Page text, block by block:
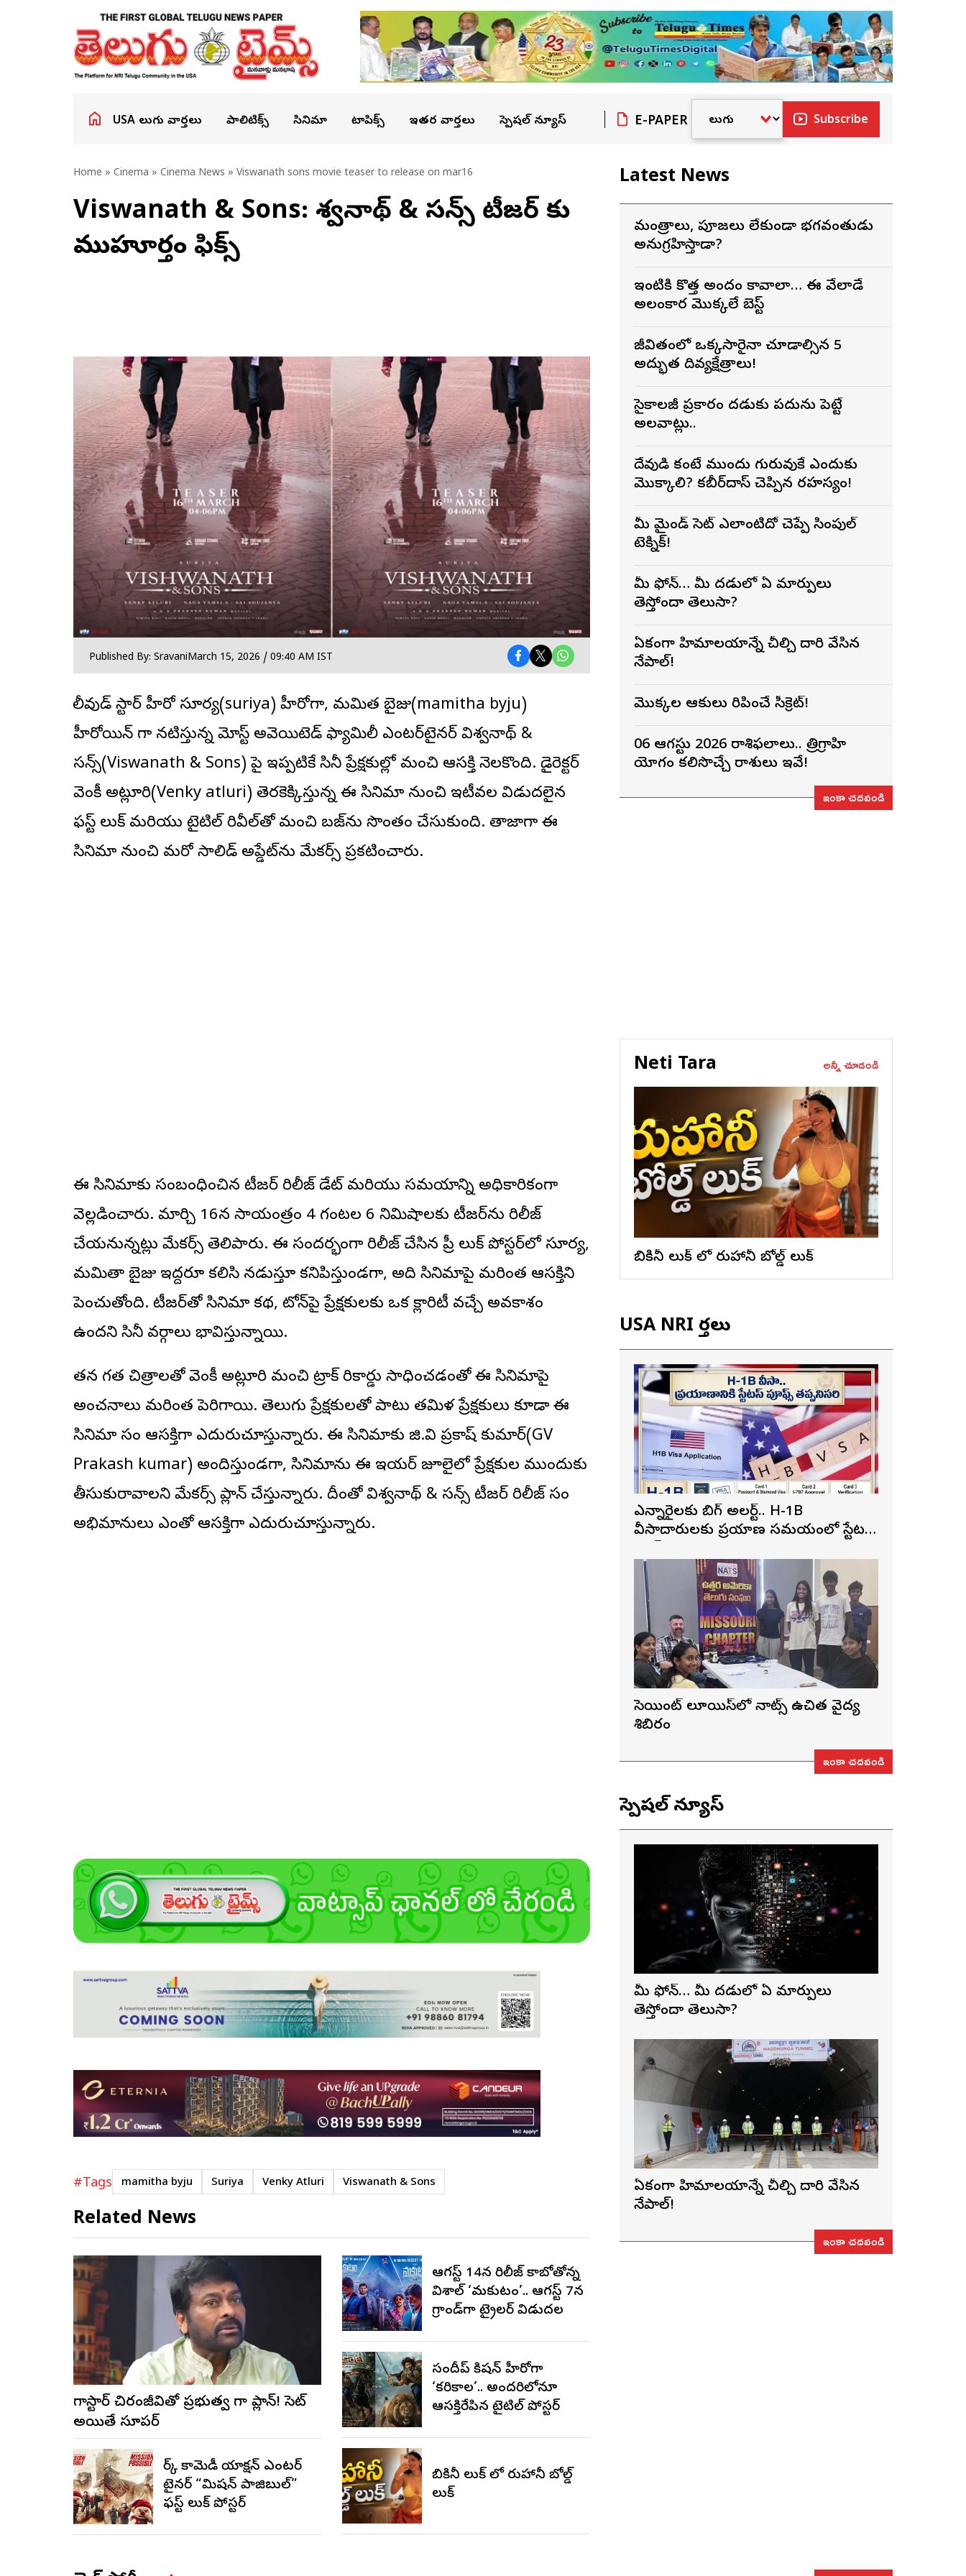
USA తెలుగు వార్తలు పాలిటిక్స్ సినిమా టాపిక్స్ ఇతర వార్తలు స్పెషల్ న్యూస్ E-PAPER Subscribe
Home » Cinema » Cinema News » Viswanath sons movie teaser to release on mar16
Viswanath & Sons: విశ్వ‌నాథ్ & స‌న్స్ టీజ‌ర్ కు
ముహూర్తం ఫిక్స్
Published By: SravaniMarch 15, 2026 / 09:40 AM IST
కోలీవుడ్ స్టార్ హీరో సూర్య(suriya) హీరోగా, మ‌మిత బైజు(mamitha byju)
హీరోయిన్ గా నటిస్తున్న మోస్ట్ అవెయిటెడ్ ఫ్యామిలీ ఎంటర్‌టైనర్ విశ్వనాథ్ &
సన్స్(Viswanath & Sons) పై ఇప్పటికే సినీ ప్రేక్షకుల్లో మంచి ఆసక్తి నెలకొంది. డైరెక్ట‌ర్
వెంకీ అట్లూరి(Venky atluri) తెరకెక్కిస్తున్న ఈ సినిమా నుంచి ఇటీవల విడుదలైన
ఫస్ట్ లుక్ మరియు టైటిల్ రివీల్‌తో మంచి బజ్‌ను సొంతం చేసుకుంది. తాజాగా ఈ
సినిమా నుంచి మరో సాలిడ్ అప్డేట్‌ను మేకర్స్ ప్రకటించారు.
ఈ సినిమాకు సంబంధించిన టీజర్ రిలీజ్ డేట్ మరియు సమయాన్ని అధికారికంగా
వెల్లడించారు. మార్చి 16న సాయంత్రం 4 గంటల 6 నిమిషాలకు టీజర్‌ను రిలీజ్
చేయనున్నట్లు మేక‌ర్స్ తెలిపారు. ఈ సందర్భంగా రిలీజ్ చేసిన ప్రీ లుక్ పోస్టర్‌లో సూర్య,
మమితా బైజు ఇద్దరూ కలిసి నడుస్తూ కనిపిస్తుండగా, అది సినిమాపై మరింత ఆసక్తిని
పెంచుతోంది. టీజర్‌తో సినిమా కథ, టోన్‌పై ప్రేక్షకులకు ఒక క్లారిటీ వచ్చే అవకాశం
ఉందని సినీ వర్గాలు భావిస్తున్నాయి.
త‌న గత చిత్రాలతో వెంకీ అట్లూరి మంచి ట్రాక్ రికార్డు సాధించడంతో ఈ సినిమాపై
అంచనాలు మరింత పెరిగాయి. తెలుగు ప్రేక్షకులతో పాటు తమిళ ప్రేక్షకులు కూడా ఈ
సినిమా కోసం ఆసక్తిగా ఎదురుచూస్తున్నారు. ఈ సినిమాకు జి.వి ప్ర‌కాష్ కుమార్(GV
Prakash kumar) అందిస్తుండగా, సినిమాను ఈ ఇయ‌ర్ జూలైలో ప్రేక్షకుల ముందుకు
తీసుకురావాలని మేకర్స్ ప్లాన్ చేస్తున్నారు. దీంతో విశ్వనాథ్ & సన్స్ టీజర్ రిలీజ్ కోసం
అభిమానులు ఎంతో ఆసక్తిగా ఎదురుచూస్తున్నారు.
#Tags mamitha byju Suriya Venky Atluri Viswanath & Sons
Related News
మెగాస్టార్ చిరంజీవితో ప్రభుత్వ మెగా ప్లాన్! సెట్
అయితే సూపర్
డార్క్ కామెడీ యాక్షన్ ఎంటర్
టైనర్ “మిషన్ పాజిబుల్”
ఫస్ట్ లుక్ పోస్టర్
ఆగస్ట్ 14న రిలీజ్ కాబోతోన్న
విశాల్ ‘మకుటం’.. ఆగస్ట్ 7న
గ్రాండ్‌గా ట్రైలర్ విడుదల
సందీప్ కిషన్ హీరోగా
‘కరికాల’.. అందరిలోనూ
ఆసక్తిరేపిన టైటిల్ పోస్టర్
బికినీ లుక్ లో రుహానీ బోల్డ్
లుక్
Latest News
మంత్రాలు, పూజలు లేకుండా భగవంతుడు
అనుగ్రహిస్తాడా?
ఇంటికి కొత్త అందం కావాలా… ఈ వేలాడే
అలంకార మొక్కలే బెస్ట్
జీవితంలో ఒక్కసారైనా చూడాల్సిన 5
అద్భుత దివ్యక్షేత్రాలు!
సైకాలజీ ప్రకారం మెదడుకు పదును పెట్టే
అలవాట్లు..
దేవుడి కంటే ముందు గురువుకే ఎందుకు
మొక్కాలి? కబీర్‌దాస్ చెప్పిన రహస్యం!
మీ మైండ్ సెట్ ఎలాంటిదో చెప్పే సింపుల్
టెక్నిక్!
మీ ఫోన్… మీ మెదడులో ఏ మార్పులు
తెస్తోందా తెలుసా?
ఏకంగా హిమాలయాన్నే చీల్చి దారి వేసిన
నేపాల్!
మొక్కల ఆకులు మెరిపించే సీక్రెట్!
06 ఆగస్టు 2026 రాశిఫలాలు.. త్రిగ్రాహి
యోగం కలిసొచ్చే రాశులు ఇవే!
ఇంకా చదవండి
Neti Tara అన్నీ చూడండి
బికినీ లుక్ లో రుహానీ బోల్డ్ లుక్
USA NRI వార్తలు
ఎన్నారైలకు బిగ్ అలర్ట్.. H-1B
వీసాదారులకు ప్రయాణ సమయంలో స్టేటస్
సెయింట్ లూయిస్‌లో నాట్స్ ఉచిత వైద్య
శిబిరం
ఇంకా చదవండి
స్పెషల్ న్యూస్
మీ ఫోన్… మీ మెదడులో ఏ మార్పులు
తెస్తోందా తెలుసా?
ఏకంగా హిమాలయాన్నే చీల్చి దారి వేసిన
నేపాల్!
ఇంకా చదవండి